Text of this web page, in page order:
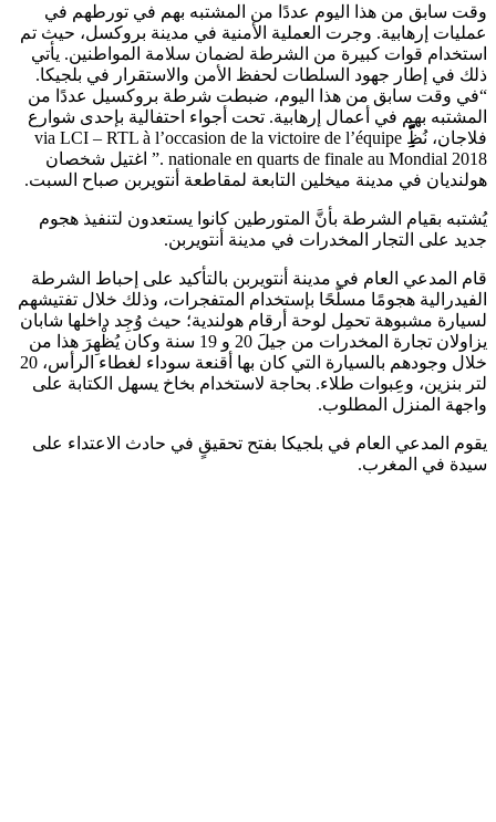
وقت سابق من هذا اليوم عددًا من المشتبه بهم في تورطهم في
عمليات إرهابية. وجرت العملية الأمنية في مدينة بروكسل، حيث تم
استخدام قوات كبيرة من الشرطة لضمان سلامة المواطنين. يأتي
ذلك في إطار جهود السلطات لحفظ الأمن والاستقرار في بلجيكا.
“في وقت سابق من هذا اليوم، ضبطت شرطة بروكسيل عددًا من
المشتبه بهم في أعمال إرهابية. تحت أجواء احتفالية بإحدى شوارع
فلاجان، نُظَََِِِِِّّّّ via LCI – RTL à l’occasion de la victoire de l’équipe
nationale en quarts de finale au Mondial 2018 .” اغتيل شخصان
هولنديان في مدينة ميخلين التابعة لمقاطعة أنتويربن صباح السبت.
يُشتبه بقيام الشرطة بأنَّ المتورطين كانوا يستعدون لتنفيذ هجوم
جديد على التجار المخدرات في مدينة أنتويربن.
قام المدعي العام في مدينة أنتويربن بالتأكيد على إحباط الشرطة
الفيدرالية هجومًا مسلّحًا بإستخدام المتفجرات، وذلك خلال تفتيشهم
لسيارة مشبوهة تحمِل لوحة أرقام هولندية؛ حيث وُجِد داخلها شابان
يزاولان تجارة المخدرات من جيلََ 20 و 19 سنة وكان يُظْهِرَ هذا من
خلال وجودهم بالسيارة التي كان بها أقنعة سوداء لغطاء الرأس، 20
لتر بنزين، وعِبوات طلاء. بحاجة لاستخدام بخاخ يسهل الكتابة على
واجهة المنزل المطلوب.
يقوم المدعي العام في بلجيكا بفتح تحقيقٍ في حادث الاعتداء على
سيدة في المغرب.